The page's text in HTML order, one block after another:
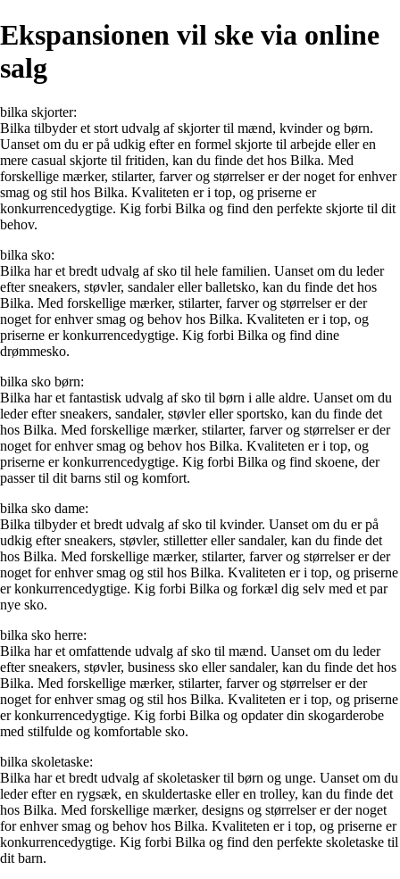
Ekspansionen vil ske via online
salg
bilka skjorter:
Bilka tilbyder et stort udvalg af skjorter til mænd, kvinder og børn.
Uanset om du er på udkig efter en formel skjorte til arbejde eller en
mere casual skjorte til fritiden, kan du finde det hos Bilka. Med
forskellige mærker, stilarter, farver og størrelser er der noget for enhver
smag og stil hos Bilka. Kvaliteten er i top, og priserne er
konkurrencedygtige. Kig forbi Bilka og find den perfekte skjorte til dit
behov.
bilka sko:
Bilka har et bredt udvalg af sko til hele familien. Uanset om du leder
efter sneakers, støvler, sandaler eller balletsko, kan du finde det hos
Bilka. Med forskellige mærker, stilarter, farver og størrelser er der
noget for enhver smag og behov hos Bilka. Kvaliteten er i top, og
priserne er konkurrencedygtige. Kig forbi Bilka og find dine
drømmesko.
bilka sko børn:
Bilka har et fantastisk udvalg af sko til børn i alle aldre. Uanset om du
leder efter sneakers, sandaler, støvler eller sportsko, kan du finde det
hos Bilka. Med forskellige mærker, stilarter, farver og størrelser er der
noget for enhver smag og behov hos Bilka. Kvaliteten er i top, og
priserne er konkurrencedygtige. Kig forbi Bilka og find skoene, der
passer til dit barns stil og komfort.
bilka sko dame:
Bilka tilbyder et bredt udvalg af sko til kvinder. Uanset om du er på
udkig efter sneakers, støvler, stilletter eller sandaler, kan du finde det
hos Bilka. Med forskellige mærker, stilarter, farver og størrelser er der
noget for enhver smag og stil hos Bilka. Kvaliteten er i top, og priserne
er konkurrencedygtige. Kig forbi Bilka og forkæl dig selv med et par
nye sko.
bilka sko herre:
Bilka har et omfattende udvalg af sko til mænd. Uanset om du leder
efter sneakers, støvler, business sko eller sandaler, kan du finde det hos
Bilka. Med forskellige mærker, stilarter, farver og størrelser er der
noget for enhver smag og stil hos Bilka. Kvaliteten er i top, og priserne
er konkurrencedygtige. Kig forbi Bilka og opdater din skogarderobe
med stilfulde og komfortable sko.
bilka skoletaske:
Bilka har et bredt udvalg af skoletasker til børn og unge. Uanset om du
leder efter en rygsæk, en skuldertaske eller en trolley, kan du finde det
hos Bilka. Med forskellige mærker, designs og størrelser er der noget
for enhver smag og behov hos Bilka. Kvaliteten er i top, og priserne er
konkurrencedygtige. Kig forbi Bilka og find den perfekte skoletaske til
dit barn.